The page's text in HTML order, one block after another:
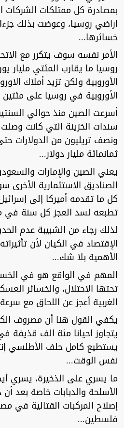
بمصادرة كل ممتلكات الشركات
اراضي روسيا، وعوضت بذلك
خسائرها...
الأمر نفسه سوف يتكرر مع
روسيا ما يقارب المئتي مليار
الأوروبية ولكن تزيد أملاك
الأوروبية في روسيا على مئتين
أسرعت الصين منذ حوالي
سندات الخزينة التي كانت
ونصف تريليون من الدولارات
ثمانمائة مليار دولار...
يعني الصين والإمارات
الصناديق الاستثمارية
كل ما تقدمه أميركا إلى
تطبعه لسد العجز كل سنة في
لذلك رجاء من الشبيبة عدم
الإقتصاد في الكيان لأن
الأهمية بلا شك...
المهم في الواقع هو في
تحتها الاحتلال، والخسائر
الغربية أعجز عن اللحاق مع
يتجاوز احيانا مئة الف قذيفة
يستطيع كامل حلف الأطلسي
نفس الوقت...
ما يسري على الذخيرة، يسري
الأسلحة والدبابات خاصة بعد
إصلاح المركبات القتالية في
فلسطين...